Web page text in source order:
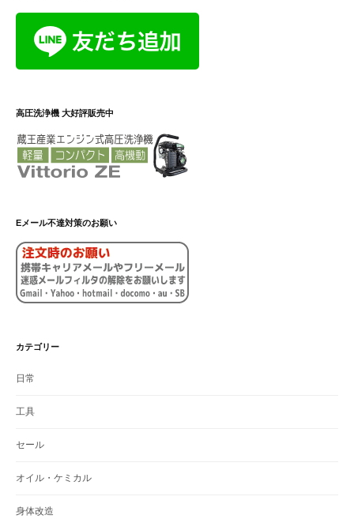
高圧洗浄機 大好評販売中
Eメール不達対策のお願い
カテゴリー
日常
工具
セール
オイル・ケミカル
身体改造